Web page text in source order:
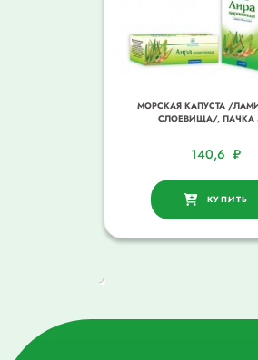
МОРСКАЯ КАПУСТА /
СЛОЕВИЩА/, ПАЧКА
140,6 ₽
КУПИТЬ